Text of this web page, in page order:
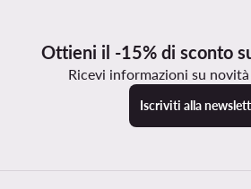
Ottieni il -15% di sconto
Ricevi informazioni su
Iscriviti alla